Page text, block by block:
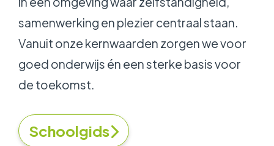
samenwerking en plezier centraal staan.
Vanuit onze kernwaarden zorgen we voor
goed onderwijs én een sterke basis voor
de toekomst.
Schoolgids